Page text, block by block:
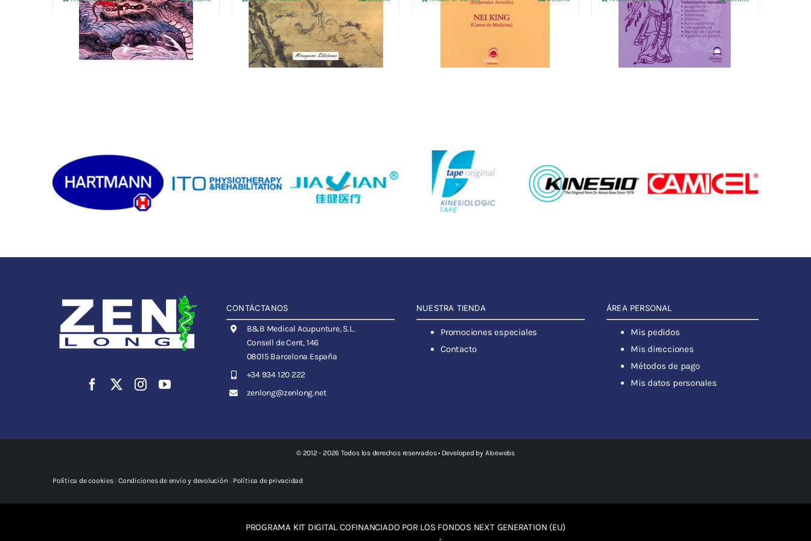
CONTÁCTANOS
B&B Medical Acupunture, S.L.
Consell de Cent, 146
08015 Barcelona España
+34 934 120 222
zenlong@zenlong.net
NUESTRA TIENDA
Promociones especiales
Contacto
ÁREA PERSONAL
Mis pedidos
Mis direcciones
Métodos de pago
Mis datos personales
© 2012 - 2026 Todos los derechos reservados • Developed by Aloewebs
Política de cookies|Condiciones de envío y devolución| Política de privacidad
PROGRAMA KIT DIGITAL COFINANCIADO POR LOS FONDOS NEXT GENERATION (EU)